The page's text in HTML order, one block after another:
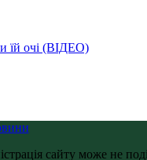
їй очі (ВІДЕО)
сайту може не